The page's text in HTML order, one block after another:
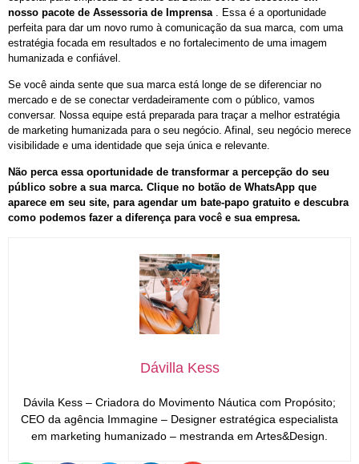
nosso pacote de Assessoria de Imprensa . Essa é a oportunidade
perfeita para dar um novo rumo à comunicação da sua marca, com uma
estratégia focada em resultados e no fortalecimento de uma imagem
humanizada e confiável.
Se você ainda sente que sua marca está longe de se diferenciar no
mercado e de se conectar verdadeiramente com o público, vamos
conversar. Nossa equipe está preparada para traçar a melhor estratégia
de marketing humanizada para o seu negócio. Afinal, seu negócio merece
visibilidade e uma identidade que seja única e relevante.
Não perca essa oportunidade de transformar a percepção do seu
público sobre a sua marca. Clique no botão de WhatsApp que
aparece em seu site, para agendar um bate-papo gratuito e descubra
como podemos fazer a diferença para você e sua empresa.
Dávilla Kess
Dávila Kess – Criadora do Movimento Náutica com Propósito;
CEO da agência Immagine – Designer estratégica especialista
em marketing humanizado – mestranda em Artes&Design.